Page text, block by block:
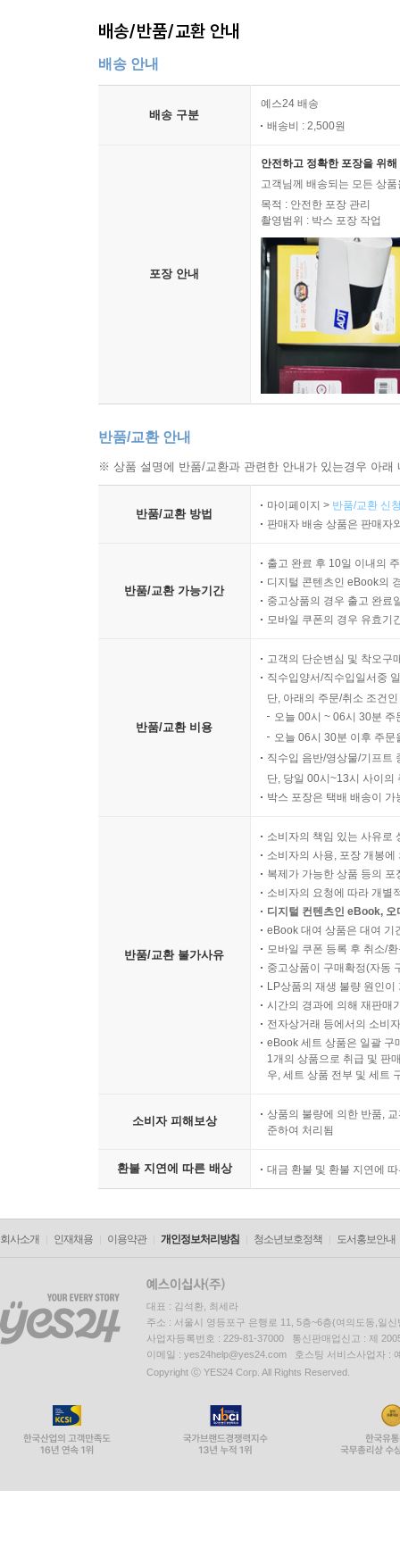
배송/반품/교환 안내
배송 안내
배송 구분
예스24 배송
배송비 : 2,500원
포장 안내
안전하고 정확한 포장을 위
고객님께 배송되는 모든 상
목적 : 안전한 포장 관리
촬영범위 : 박스 포장 작업
반품/교환 안내
※ 상품 설명에 반품/교환과 관련한 안내가 있는경우 아
반품/교환 방법
마이페이지 > 반품/교환 신
판매자 배송 상품은 판매자
반품/교환 가능기간
출고 완료 후 10일 이내의
디지털 콘텐츠인 eBook의
중고상품의 경우 출고 완료
모바일 쿠폰의 경우 유효기
반품/교환 비용
고객의 단순변심 및 착오구
직수입양서/직수입일서중
단, 아래의 주문/취소 조건
오늘 00시 ~ 06시 30분
오늘 06시 30분 이후 주
직수입 음반/영상물/기프트
단, 당일 00시~13시 사이의
박스 포장은 택배 배송이
반품/교환 불가사유
소비자의 책임 있는 사유로
소비자의 사용, 포장 개봉
복제가 가능한 상품 등의
소비자의 요청에 따라 개별
디지털 컨텐츠인 eBook,
eBook 대여 상품은 대여 기
모바일 쿠폰 등록 후 취소/
중고상품이 구매확정(자동
LP상품의 재생 불량 원인
시간의 경과에 의해 재판매
전자상거래 등에서의 소비
eBook 세트 상품은 일괄 구
1개의 상품으로 취급 및 판
우, 세트 상품 전부 및 세트
소비자 피해보상
상품의 불량에 의한 반품,
준하여 처리됨
환불 지연에 따른 배상 대금 환불 및 환불 지연에
회사소개 인재채용 이용약관 개인정보처리방침 청소년보호정책 도서홍보안내
대표 : 김석환, 최세라
주소 : 서울시 영등포구 은행로 11, 5층~6층(여의도동,일신
사업자등록번호 : 229-81-37000 통신판매업신고 : 제
이메일 : yes24help@yes24.com 호스팅 서비스사업자 :
Copyright ⓒ YES24 Corp. All Rights Reserved.